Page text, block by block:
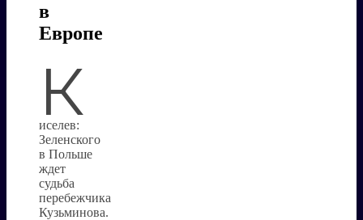
в
Европе
К
иселев:
Зеленского
в Польше
ждет
судьба
перебежчика
Кузьминова.